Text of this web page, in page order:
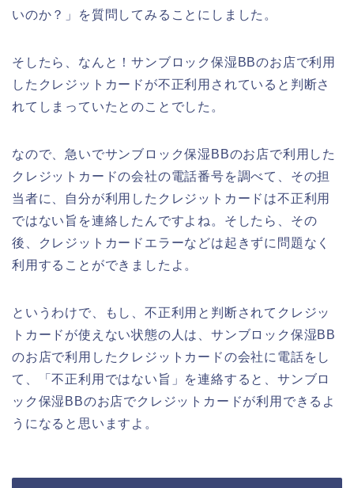
いのか？」を質問してみることにしました。
そしたら、なんと！サンブロック保湿BBのお店で利用
したクレジットカードが不正利用されていると判断さ
れてしまっていたとのことでした。
なので、急いでサンブロック保湿BBのお店で利用した
クレジットカードの会社の電話番号を調べて、その担
当者に、自分が利用したクレジットカードは不正利用
ではない旨を連絡したんですよね。そしたら、その
後、クレジットカードエラーなどは起きずに問題なく
利用することができましたよ。
というわけで、もし、不正利用と判断されてクレジッ
トカードが使えない状態の人は、サンブロック保湿BB
のお店で利用したクレジットカードの会社に電話をし
て、「不正利用ではない旨」を連絡すると、サンブロ
ック保湿BBのお店でクレジットカードが利用できるよ
うになると思いますよ。